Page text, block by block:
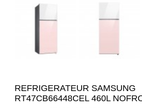
REFRIGERATEUR SAMSUNG
RT47CB66448CEL 460L